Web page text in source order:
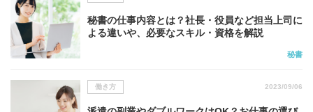
秘書の仕事内容とは？社長・役員など担当上司に
よる違いや、必要なスキル・資格を解説
秘書
働き方 2023/09/06